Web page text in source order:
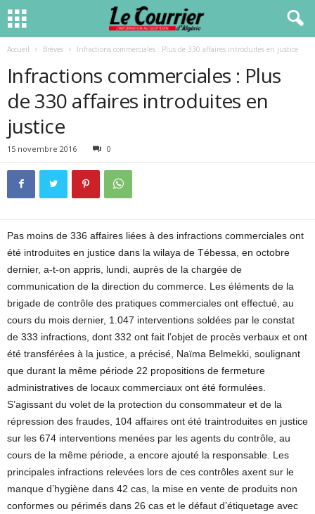
Accueil Brèves Infractions commerciales : Plus de 330 affaires introduites en justice
Infractions commerciales : Plus
de 330 affaires introduites en
justice
15 novembre 2016 0
Pas moins de 336 affaires liées à des infractions commerciales ont
été introduites en justice dans la wilaya de Tébessa, en octobre
dernier, a-t-on appris, lundi, auprès de la chargée de
communication de la direction du commerce. Les éléments de la
brigade de contrôle des pratiques commerciales ont effectué, au
cours du mois dernier, 1.047 interventions soldées par le constat
de 333 infractions, dont 332 ont fait l’objet de procès verbaux et ont
été transférées à la justice, a précisé, Naïma Belmekki, soulignant
que durant la même période 22 propositions de fermeture
administratives de locaux commerciaux ont été formulées.
S’agissant du volet de la protection du consommateur et de la
répression des fraudes, 104 affaires ont été traintroduites en justice
sur les 674 interventions menées par les agents du contrôle, au
cours de la même période, a encore ajouté la responsable. Les
principales infractions relevées lors de ces contrôles axent sur le
manque d’hygiène dans 42 cas, la mise en vente de produits non
conformes ou périmés dans 26 cas et le défaut d’étiquetage avec